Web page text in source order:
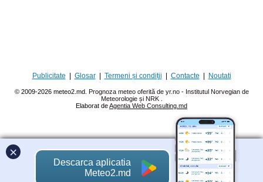
Publicitate Glosar| Termeni și condiții Contacte Noutati
© 2009-2026 meteo2.md. Prognoza meteo oferită de yr.no - Institutul Norvegian de
Meteorologie și NRK
Elaborat deAgentia Web Consulting.md
×
Descarca aplicatia
Meteo2.md